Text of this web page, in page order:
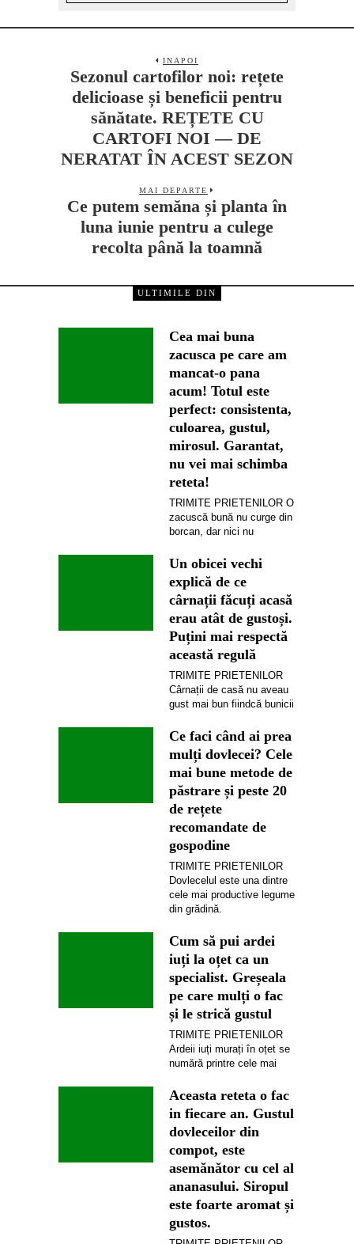
INAPOI
Sezonul cartofilor noi: rețete
delicioase și beneficii pentru
sănătate. REȚETE CU
CARTOFI NOI — DE
NERATAT ÎN ACEST SEZON
MAI DEPARTE
Ce putem semăna și planta în
luna iunie pentru a culege
recolta până la toamnă
ULTIMILE DIN
Cea mai buna
zacusca pe care am
mancat-o pana
acum! Totul este
perfect: consistenta,
culoarea, gustul,
mirosul. Garantat,
nu vei mai schimba
reteta!
TRIMITE PRIETENILOR O
zacuscă bună nu curge din
borcan, dar nici nu
Un obicei vechi
explică de ce
cârnații făcuți acasă
erau atât de gustoși.
Puțini mai respectă
această regulă
TRIMITE PRIETENILOR
Cârnații de casă nu aveau
gust mai bun fiindcă bunicii
Ce faci când ai prea
mulți dovlecei? Cele
mai bune metode de
păstrare și peste 20
de rețete
recomandate de
gospodine
TRIMITE PRIETENILOR
Dovlecelul este una dintre
cele mai productive legume
din grădină.
Cum să pui ardei
iuți la oțet ca un
specialist. Greșeala
pe care mulți o fac
și le strică gustul
TRIMITE PRIETENILOR
Ardeii iuți murați în oțet se
numără printre cele mai
Aceasta reteta o fac
in fiecare an. Gustul
dovleceilor din
compot, este
asemănător cu cel al
ananasului. Siropul
este foarte aromat și
gustos.